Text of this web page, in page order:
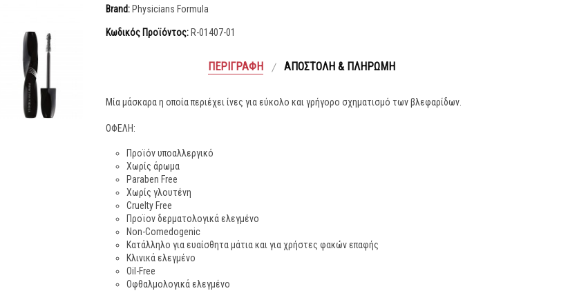
Brand: Physicians Formula
Κωδικός Προϊόντος: R-01407-01
ΠΕΡΙΓΡΑΦΉ ΑΠΟΣΤΟΛΉ & ΠΛΗΡΩΜΉ
Μία μάσκαρα η οποία περιέχει ίνες για εύκολο και γρήγορο σχηματισμό των βλεφαρίδων.
ΟΦΕΛΗ:
Προϊόν υποαλλεργικό
Χωρίς άρωμα
Paraben Free
Χωρίς γλουτένη
Cruelty Free
Προϊον δερματολογικά ελεγμένο
Non-Comedogenic
Κατάλληλο για ευαίσθητα μάτια και για χρήστες φακών επαφής
Κλινικά ελεγμένο
Oil-Free
Οφθαλμολογικά ελεγμένο